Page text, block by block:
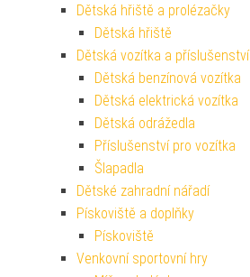
Dětská hřiště a prolézačky
Dětská hřiště
Dětská vozítka a příslušenství
Dětská benzínová vozítka
Dětská elektrická vozítka
Dětská odrážedla
Příslušenství pro vozítka
Šlapadla
Dětské zahradní nářadí
Pískoviště a doplňky
Pískoviště
Venkovní sportovní hry